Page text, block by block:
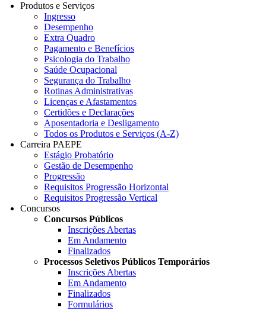
Produtos e Serviços
Ingresso
Desempenho
Extra Quadro
Pagamento e Benefícios
Psicologia do Trabalho
Saúde Ocupacional
Segurança do Trabalho
Rotinas Administrativas
Licenças e Afastamentos
Certidões e Declarações
Aposentadoria e Desligamento
Todos os Produtos e Serviços (A-Z)
Carreira PAEPE
Estágio Probatório
Gestão de Desempenho
Progressão
Requisitos Progressão Horizontal
Requisitos Progressão Vertical
Concursos
Concursos Públicos
Inscrições Abertas
Em Andamento
Finalizados
Processos Seletivos Públicos Temporários
Inscrições Abertas
Em Andamento
Finalizados
Formulários